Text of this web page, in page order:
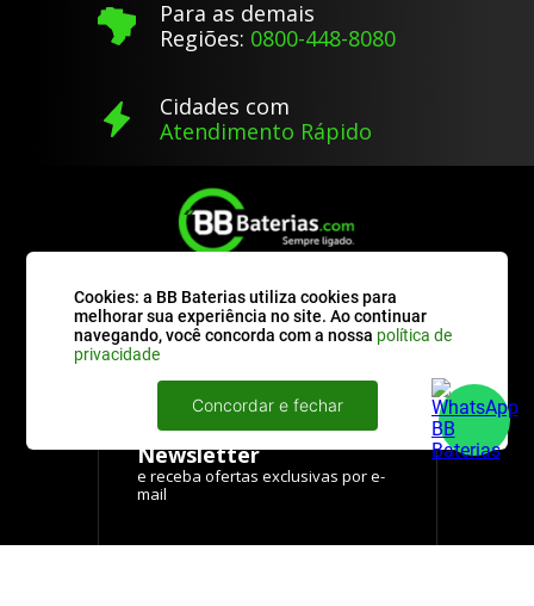
Cookies: a BB Baterias utiliza cookies para
melhorar sua experiência no site. Ao continuar
navegando, você concorda com a nossa política de
privacidade
Concordar e fechar
Para as demais
Regiões: 0800-448-8080
Cidades com
Atendimento Rápido
Assine nossa
Newsletter